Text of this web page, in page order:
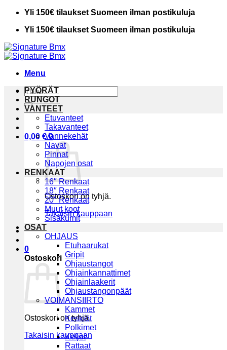
Skip
content
Yli 150€ tilaukset Suomeen ilman postikuluja
Yli 150€ tilaukset Suomeen ilman postikuluja
Menu
Etsi:
0,00 € 0
Ostoskori on tyhjä.
Takaisin kauppaan
0
Ostoskori
Ostoskori on tyhjä.
Takaisin kauppaan
PYÖRÄT
RUNGOT
VANTEET
Etuvanteet
Takavanteet
Vannekehät
Navat
Pinnat
Napojen osat
RENKAAT
16″ Renkaat
18″ Renkaat
20″ Renkaat
Muut koot
Sisäkumit
OSAT
OHJAUS
Etuhaarukat
Gripit
Ohjaustangot
Ohjainkannattimet
Ohjainlaakerit
Ohjaustangonpäät
VOIMANSIIRTO
Kammet
Keskiöt
Polkimet
Ketjut
Rattaat